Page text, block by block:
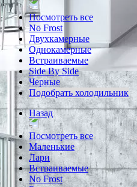
Посмотреть все
No Frost
Двухкамерные
Однокамерные
Встраиваемые
Side By Side
Черные
Подобрать холодильник
Назад
Посмотреть все
Маленькие
Лари
Встраиваемые
No Frost